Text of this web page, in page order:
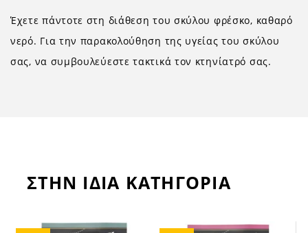
Έχετε πάντοτε στη διάθεση του σκύλου φρέσκο, καθαρό
νερό. Για την παρακολούθηση της υγείας του σκύλου
σας, να συμβουλεύεστε τακτικά τον κτηνίατρό σας.
ΣΤΗΝ ΙΔΙΑ ΚΑΤΗΓΟΡΙΑ